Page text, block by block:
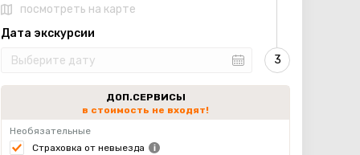
посмотреть на карте
Дата экскурсии
ДОП.СЕРВИСЫ
в стоимость не входят!
Необязательные
Страховка от невыезда